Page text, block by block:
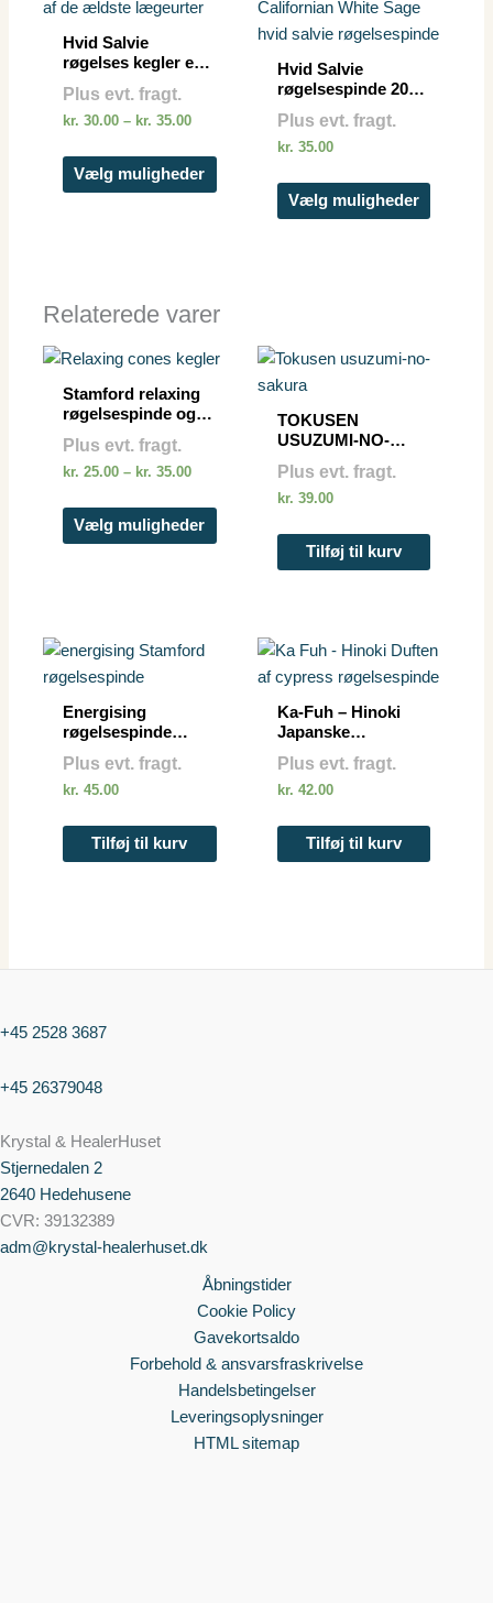
Hvid Salvie
røgelses kegler en
af de ældste
lægeurter
Plus evt. fragt.
kr. 30.00 – kr. 35.00
til
Vælg muligheder
varianter.
Mulighederne
på
varesiden
Hvid Salvie
røgelsespinde 20
stk.
Plus evt. fragt.
kr. 35.00
Vælg muligheder
har
Relaterede varer
Stamford relaxing
røgelsespinde og
cones
Plus evt. fragt.
kr. 25.00 – kr. 35.00
Prisinterval:
kr. 25.00
til
kr. 35.00
Vælg muligheder
Dette
varianter.
Mulighederne
vælges
TOKUSEN
USUZUMI-NO-
SAKURA
Plus evt. fragt.
kr. 39.00
Tilføj til kurv
Energising
røgelsespinde
Stamford
Plus evt. fragt.
kr. 45.00
Tilføj til kurv
Ka-Fuh – Hinoki
Japanske
røgelsespinde
Plus evt. fragt.
kr. 42.00
Tilføj til kurv
+45 2528 3687
+45 26379048
Krystal & HealerHuset
Stjernedalen 2
2640 Hedehusene
CVR: 39132389
adm@krystal-healerhuset.dk
Åbningstider
Cookie Policy
Gavekortsaldo
Forbehold & ansvarsfraskrivelse
Handelsbetingelser
Leveringsoplysninger
HTML sitemap